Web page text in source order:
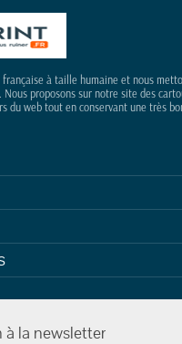
française à taille humaine et nous
proposons sur notre site des
du web tout en conservant une très
à la newsletter